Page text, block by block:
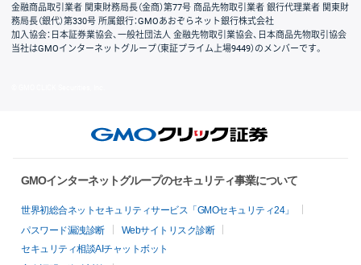
金融商品取引業者 関東財務局長（金商）第77号 商品先物取引業者 銀行代理業者 関東財
務局長（銀代）第330号 所属銀行：GMOあおぞらネット銀行株式会社
加入協会：日本証券業協会、一般社団法人 金融先物取引業協会、日本商品先物取引協会
当社はGMOインターネットグループ（東証プライム上場9449）のメンバーです。
GMOインターネットグループのセキュリティ事業について
世界初総合ネットセキュリティサービス「GMOセキュリティ24」
パスワード漏洩診断
Webサイトリスク診断
セキュリティ相談AIチャットボット